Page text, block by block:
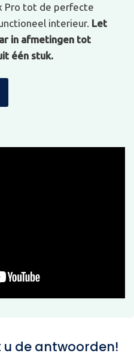
Pro tot de perfecte
interieur. Let
in afmetingen tot
één stuk.
u de antwoorden!